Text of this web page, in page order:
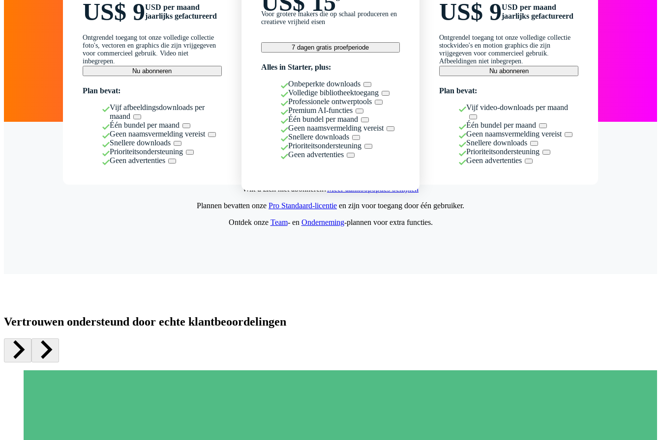
US$ 9USD per maand
jaarlijks gefactureerd
Ontgrendel toegang tot onze volledige collectie
foto's, vectoren en graphics die zijn vrijgegeven
voor commercieel gebruik. Video niet
inbegrepen.
Nu abonneren
Plan bevat:
Vijf afbeeldingsdownloads per
maand
Één bundel per maand
Geen naamsvermelding vereist
Snellere downloads
Prioriteitsondersteuning
Geen advertenties
Voor grotere makers die op schaal produceren en
creatieve vrijheid eisen
7 dagen gratis proefperiode
Alles in Starter, plus:
Onbeperkte downloads
Volledige bibliotheektoegang
Professionele ontwerptools
Premium AI-functies
Één bundel per maand
Geen naamsvermelding vereist
Snellere downloads
Prioriteitsondersteuning
Geen advertenties
US$ 9USD per maand
jaarlijks gefactureerd
Ontgrendel toegang tot onze volledige collectie
stockvideo's en motion graphics die zijn
vrijgegeven voor commercieel gebruik.
Afbeeldingen niet inbegrepen.
Nu abonneren
Plan bevat:
Vijf video-downloads per maand
Één bundel per maand
Geen naamsvermelding vereist
Snellere downloads
Prioriteitsondersteuning
Geen advertenties
Wilt u zich niet abonneren?Meer aankoopopties bekijken
Plannen bevatten onze Pro Standaard-licentie en zijn voor toegang door één gebruiker.
Ontdek onze Team- en Onderneming-plannen voor extra functies.
Vertrouwen ondersteund door echte klantbeoordelingen